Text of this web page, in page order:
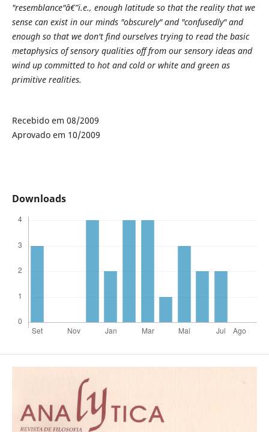
"resemblance"â€”i.e., enough latitude so that the reality that we
sense can exist in our minds "obscurely" and "confusedly" and
enough so that we don't find ourselves trying to read the basic
metaphysics of sensory qualities off from our sensory ideas and
wind up committed to hot and cold or white and green as
primitive realities.
Recebido em 08/2009
Aprovado em 10/2009
Downloads